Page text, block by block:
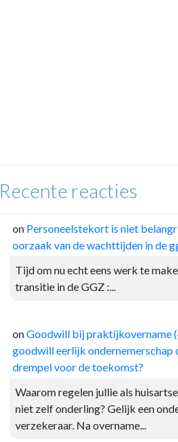
Recente reacties
on Personeelstekort is niet
oorzaak van de wachttijden in de
Tijd om nu echt eens werk te
transitie in de GGZ :...
onGoodwill bij praktijkovername
goodwill eerlijk ondernemerschap
drempel voor de toekomst?
Waarom regelen jullie als
niet zelf onderling? Gelijk een
verzekeraar. Na overname...